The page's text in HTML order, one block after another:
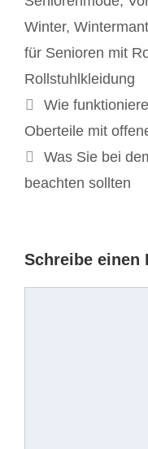
Winter,
für Senioren mit
Rollstuhlkleidung
Beitrags-
Navigation
Wie
Oberteile mit
Was Sie bei
beachten sollten
Schreibe einen